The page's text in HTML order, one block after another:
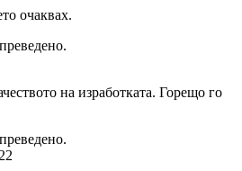
очаквах.
на изработката. Горещо го